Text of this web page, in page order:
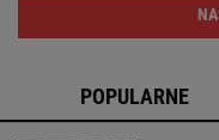
POPULARNE